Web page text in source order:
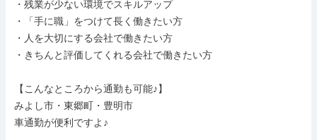
・残業が少ない環境でスキルアップ
・「手に職」をつけて長く働きたい方
・人を大切にする会社で働きたい方
・きちんと評価してくれる会社で働きたい方
【こんなところから通勤も可能♪】
みよし市・東郷町・豊明市
車通勤が便利ですよ♪